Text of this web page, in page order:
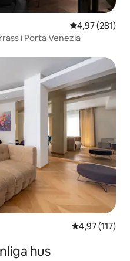
4,97 av 5 i
4,97 (281)
i Porta Venezia
4,97 av 5 i
4,97 (117)
hus